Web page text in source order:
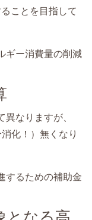
ことを目指して
ギー消費量の削減
なりますが、
化！）無くなり
するための補助金